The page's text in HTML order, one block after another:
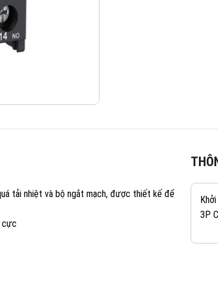
tải nhiệt và bộ ngắt mạch, được thiết kế để
cực
3P